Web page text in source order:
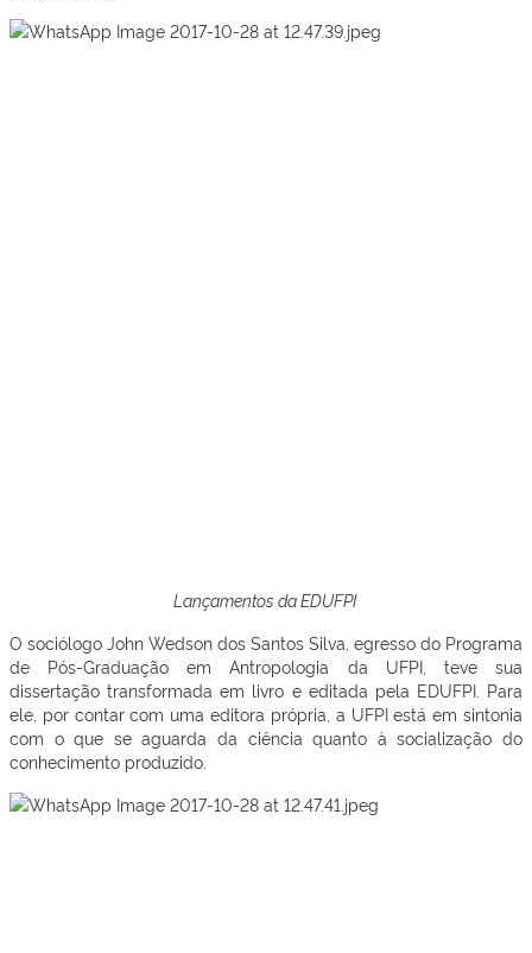
Lançamentos da EDUFPI
O sociólogo John Wedson dos Santos Silva, egresso do Programa
de Pós-Graduação em Antropologia da UFPI, teve sua
dissertação transformada em livro e editada pela EDUFPI. Para
ele, por contar com uma editora própria, a UFPI está em sintonia
com o que se aguarda da ciência quanto à socialização do
conhecimento produzido.